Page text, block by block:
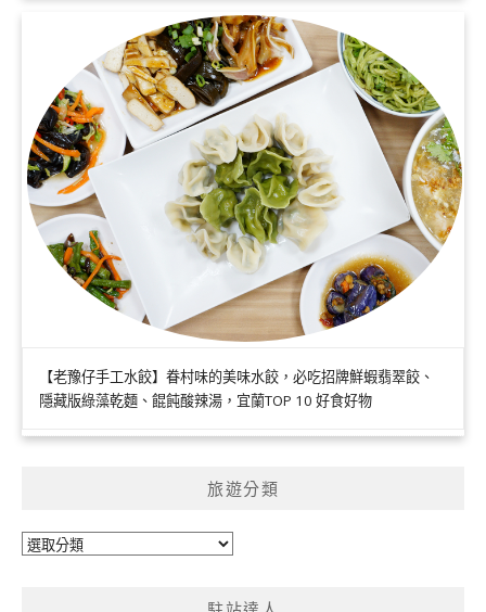
【老豫仔手工水餃】眷村味的美味水餃，必吃招牌鮮蝦翡翠餃、
隱藏版綠藻乾麵、餛飩酸辣湯，宜蘭TOP 10 好食好物
旅遊分類
旅